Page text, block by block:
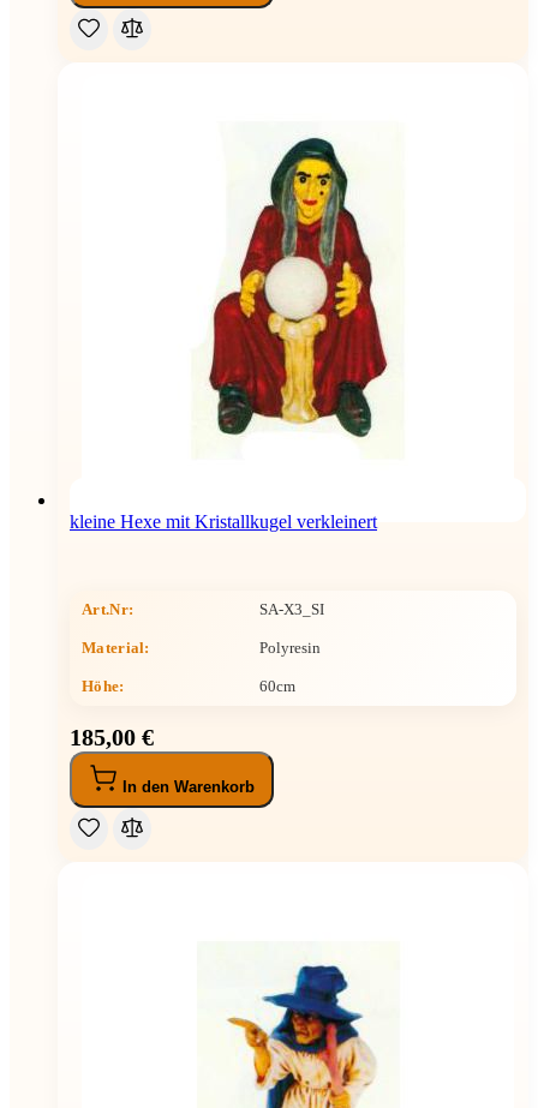
kleine Hexe mit Kristallkugel verkleinert
Art.Nr: SA-X3_SI
Material: Polyresin
Höhe: 60cm
185,00 €
In den Warenkorb